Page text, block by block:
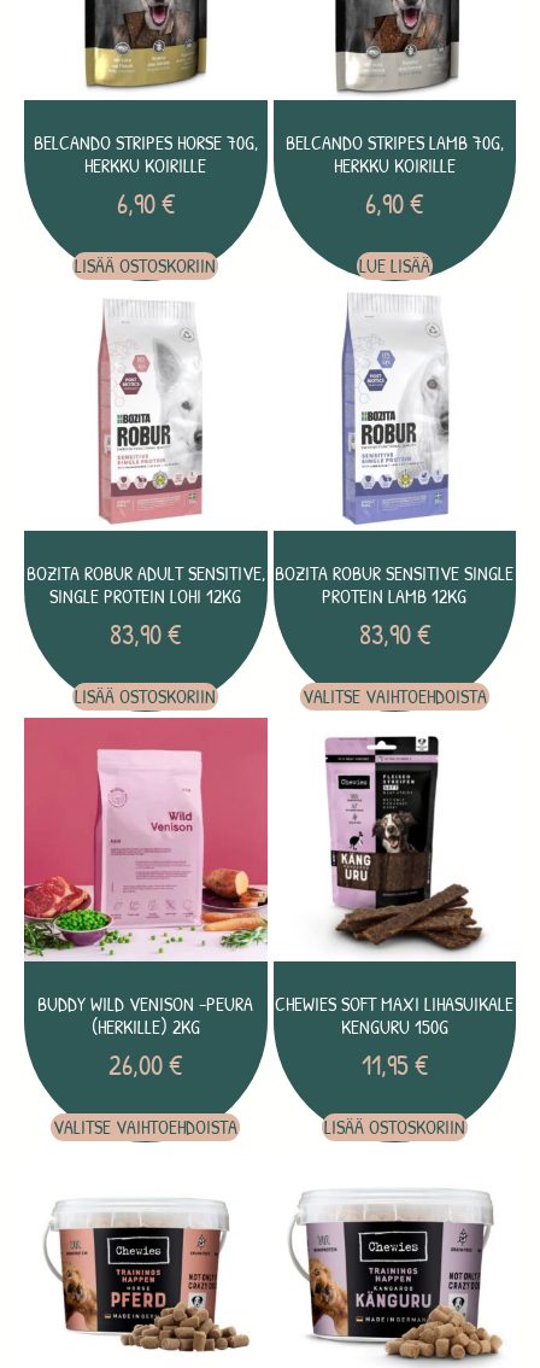
BELCANDO STRIPES HORSE 70G,
HERKKU KOIRILLE
6,90€
LISÄÄ OSTOSKORIIN
BELCANDO STRIPES LAMB 70G,
HERKKU KOIRILLE
6,90€
LUE LISÄÄ
BOZITA ROBUR ADULT SENSITIVE,
SINGLE PROTEIN LOHI 12KG
83,90€
LISÄÄ OSTOSKORIIN
BOZITA ROBUR SENSITIVE SINGLE
PROTEIN LAMB 12KG
83,90€
VALITSE VAIHTOEHDOISTA
BUDDY WILD VENISON -PEURA
(HERKILLE) 2KG
26,00€
VALITSE VAIHTOEHDOISTA
CHEWIES SOFT MAXI LIHASUIKALE
KENGURU 150G
11,95€
LISÄÄ OSTOSKORIIN